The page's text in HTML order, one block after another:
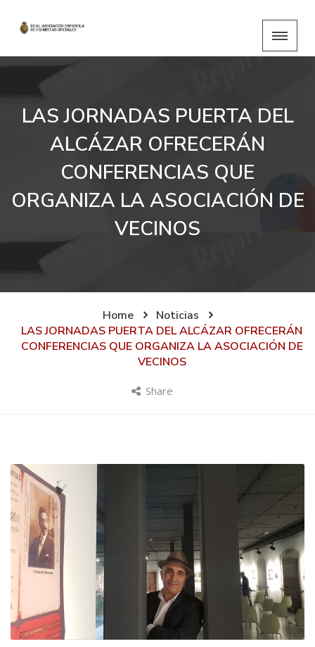
LAS JORNADAS PUERTA DEL
ALCÁZAR OFRECERÁN
CONFERENCIAS QUE
ORGANIZA LA ASOCIACIÓN DE
VECINOS
Home
Noticias
LAS JORNADAS PUERTA DEL ALCÁZAR OFRECERÁN
CONFERENCIAS QUE ORGANIZA LA ASOCIACIÓN DE
VECINOS
Share